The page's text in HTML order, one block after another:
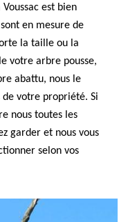
est bien
en mesure de
la taille ou la
votre arbre pousse,
abattu, nous le
votre propriété. Si
nous toutes les
garder et nous vous
selon vos